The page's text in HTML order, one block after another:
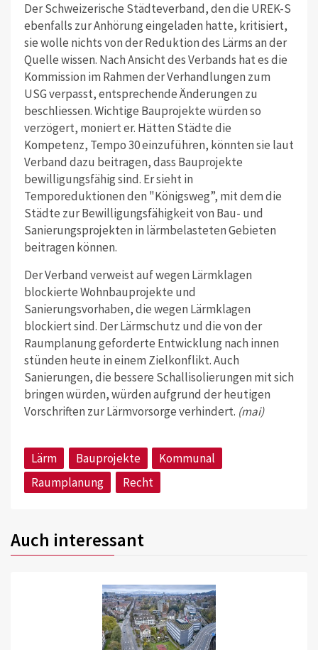
Der Schweizerische Städteverband, den die UREK-S
ebenfalls zur Anhörung eingeladen hatte, kritisiert,
sie wolle nichts von der Reduktion des Lärms an der
Quelle wissen. Nach Ansicht des Verbands hat es die
Kommission im Rahmen der Verhandlungen zum
USG verpasst, entsprechende Änderungen zu
beschliessen. Wichtige Bauprojekte würden so
verzögert, moniert er. Hätten Städte die
Kompetenz, Tempo 30 einzuführen, könnten sie laut
Verband dazu beitragen, dass Bauprojekte
bewilligungsfähig sind. Er sieht in
Temporeduktionen den "Königsweg”, mit dem die
Städte zur Bewilligungsfähigkeit von Bau- und
Sanierungsprojekten in lärmbelasteten Gebieten
beitragen können.
Der Verband verweist auf wegen Lärmklagen
blockierte Wohnbauprojekte und
Sanierungsvorhaben, die wegen Lärmklagen
blockiert sind. Der Lärmschutz und die von der
Raumplanung geforderte Entwicklung nach innen
stünden heute in einem Zielkonflikt. Auch
Sanierungen, die bessere Schallisolierungen mit sich
bringen würden, würden aufgrund der heutigen
Vorschriften zur Lärmvorsorge verhindert. (mai)
Lärm Bauprojekte
Kommunal
Raumplanung
Recht
Auch interessant